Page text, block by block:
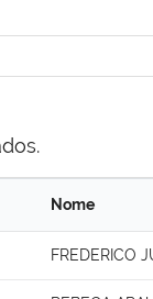
Nome
FREDERICO